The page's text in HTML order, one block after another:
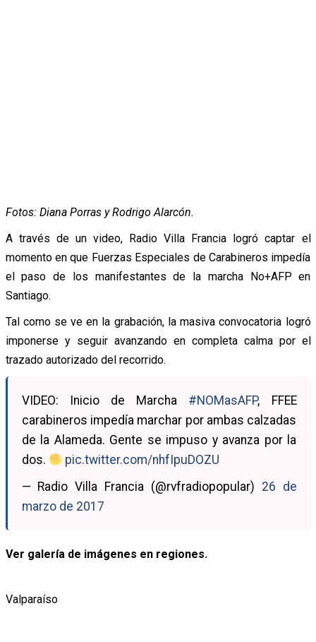
Fotos: Diana Porras y Rodrigo Alarcón.
A través de un video, Radio Villa Francia logró captar el
momento en que Fuerzas Especiales de Carabineros impedía
el paso de los manifestantes de la marcha No+AFP en
Santiago.
Tal como se ve en la grabación, la masiva convocatoria logró
imponerse y seguir avanzando en completa calma por el
trazado autorizado del recorrido.
VIDEO: Inicio de Marcha #NOMasAFP, FFEE
carabineros impedía marchar por ambas calzadas
de la Alameda. Gente se impuso y avanza por la
dos.
pic.twitter.com/nhfIpuDOZU
— Radio Villa Francia (@rvfradiopopular) 26 de
marzo de 2017
Ver galería de imágenes en regiones.
Valparaíso